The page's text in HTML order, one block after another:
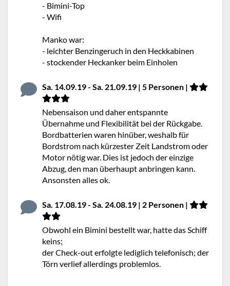
- Bimini-Top
- Wifi
Manko war:
- leichter Benzingeruch in den Heckkabinen
- stockender Heckanker beim Einholen
Sa. 14.09.19 - Sa. 21.09.19 | 5 Personen |
Nebensaison und daher entspannte
Übernahme und Flexibilität bei der Rückgabe.
Bordbatterien waren hinüber, weshalb für
Bordstrom nach kürzester Zeit Landstrom oder
Motor nötig war. Dies ist jedoch der einzige
Abzug, den man überhaupt anbringen kann.
Ansonsten alles ok.
Sa. 17.08.19 - Sa. 24.08.19 | 2 Personen |
Obwohl ein Bimini bestellt war, hatte das Schiff
keins;
der Check-out erfolgte lediglich telefonisch; der
Törn verlief allerdings problemlos.